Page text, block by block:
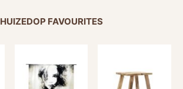
HUIZEDOP FAVOURITES